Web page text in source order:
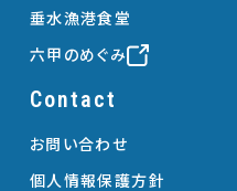
垂水漁港食堂
六甲のめぐみ
Contact
お問い合わせ
個人情報保護方針